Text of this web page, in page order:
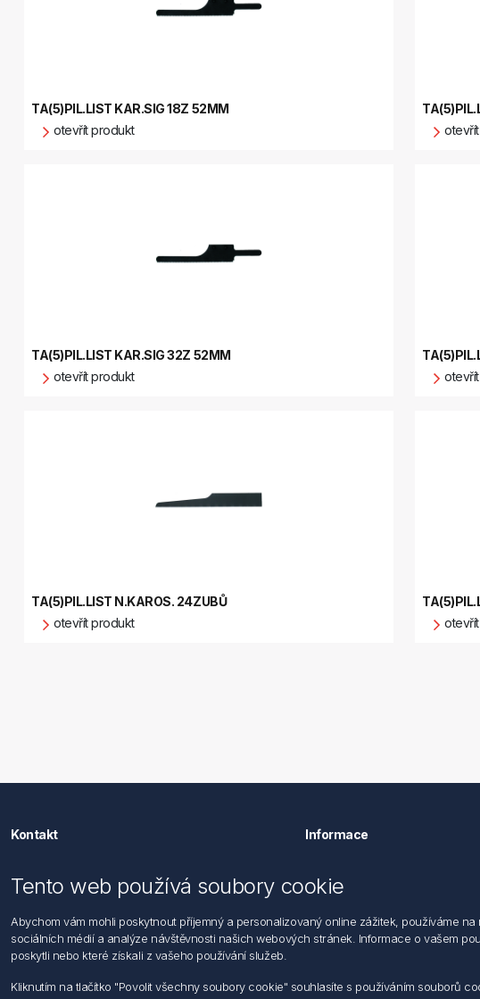
TA(5)PIL.LIST KAR.SIG 18Z 52MM
otevřít produkt
TA(5)PIL.LIST KAR.SIG 32Z 52MM
otevřít produkt
TA(5)PIL.LIST N.KAROS. 24ZUBŮ
otevřít produkt
Kontakt
Dopravní 1314/1
Po - Pá: 7:30 - 16:00
Tel: +420 271 001 986-9
Informace
Dodržování předpisů
osob
Podmínky zasílání
Informace o nakládaní s
Tento web používá soubory cookie
Abychom vám mohli poskytnout příjemný a personalizovaný online zážitek, používáme
sociálních médií a analýze návštěvnosti našich webových stránek. Informace o vašem
poskytli nebo které získali z vašeho používání služeb.
Kliknutím na tlačítko "Povolit všechny soubory cookie" souhlasíte s používáním souborů